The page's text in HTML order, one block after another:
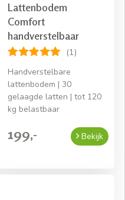
Lattenbodem
Comfort
handverstelbaar
(1)
Handverstelbare
lattenbodem | 30
gelaagde latten | tot 120
kg belastbaar
199,- Bekijk